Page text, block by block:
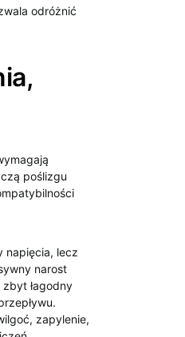
odróżnić
poślizgu
napięcia, lecz
narost
łagodny
zapylenie,